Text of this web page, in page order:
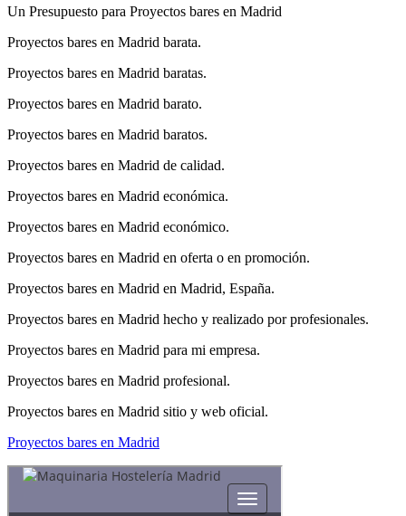
Un Presupuesto para Proyectos bares en Madrid
Proyectos bares en Madrid barata.
Proyectos bares en Madrid baratas.
Proyectos bares en Madrid barato.
Proyectos bares en Madrid baratos.
Proyectos bares en Madrid de calidad.
Proyectos bares en Madrid económica.
Proyectos bares en Madrid económico.
Proyectos bares en Madrid en oferta o en promoción.
Proyectos bares en Madrid en Madrid, España.
Proyectos bares en Madrid hecho y realizado por profesionales.
Proyectos bares en Madrid para mi empresa.
Proyectos bares en Madrid profesional.
Proyectos bares en Madrid sitio y web oficial.
Proyectos bares en Madrid